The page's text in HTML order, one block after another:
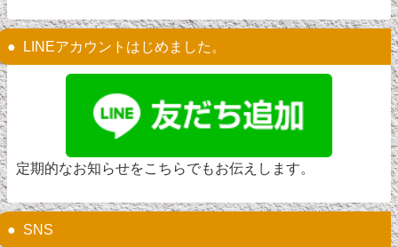
LINEアカウントはじめました。
定期的なお知らせをこちらでもお伝えします。
SNS